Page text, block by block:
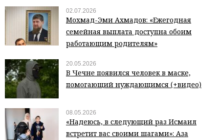
02.07.2026
Мохмад-Эми Ахмадов: «Ежегодная
семейная выплата доступна обоим
работающим родителям»
20.05.2026
В Чечне появился человек в маске,
помогающий нуждающимся (+видео)
08.05.2026
«Надеюсь, в следующий раз Исмаил
встретит вас своими шагами»: Аза